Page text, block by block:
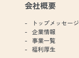
会社概要
トップメッセージ
企業情報
事業一覧
福利厚生